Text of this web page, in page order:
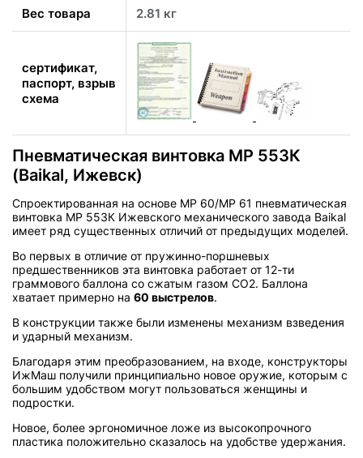
Вес товара 2.81 кг
сертификат,
паспорт, взрыв
схема
Пневматическая винтовка МР 553К
(Baikal, Ижевск)
Спроектированная на основе МP 60/МР 61 пневматическая
винтовка MР 553К Ижевского механического завода Baikal
имеет ряд существенных отличий от предыдущих моделей.
Во первых в отличие от пружинно-поршневых
предшественников эта винтовка работает от 12-ти
граммового баллона со сжатым газом CO2. Баллона
хватает примерно на 60 выстрелов.
В конструкции также были изменены механизм взведения
и ударный механизм.
Благодаря этим преобразованием, на входе, конструкторы
ИжМаш получили принципиально новое оружие, которым с
большим удобством могут пользоваться женщины и
подростки.
Новое, более эргономичное ложе из высокопрочного
пластика положительно сказалось на удобстве удержания.